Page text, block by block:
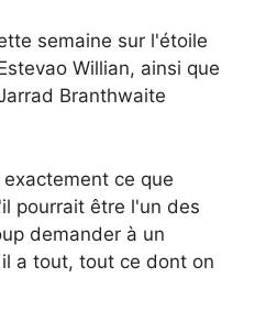
semaine sur l'étoile
Willian, ainsi que
Branthwaite
ce que
pourrait être l'un des
demander à un
a tout, tout ce dont on